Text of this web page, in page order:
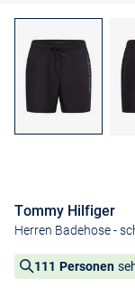
Tommy Hilfiger
Herren Badehose-
111 Personen